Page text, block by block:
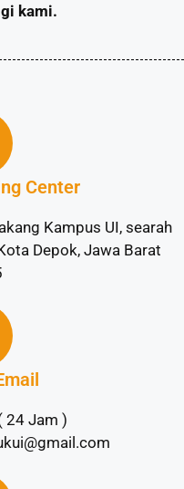
kami.
Center
Kampus UI, searah
Depok, Jawa Barat
24 Jam )